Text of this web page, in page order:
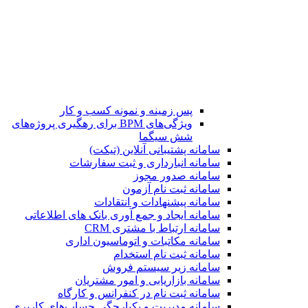
پس زمینه و نمونه کسب و کار
ویژگی‌های BPM برای رهگیری پروژه‌های
شش سیگما
سامانه پشتیبانی آنلاین (تیکت)
سامانه انبارداری و ثبت سفارشات
سامانه صدور مجوز
سامانه ثبت نام آزمون
سامانه پیشنهادات و انتقادات
سامانه ایجاد و جمع آوری بانک‌ های اطلاعاتی
سامانه ارتباط با مشتری CRM
سامانه مکاتبات و اتوماسیون اداری
سامانه ثبت نام استخدام
سامانه زیر سیستم فروش
سامانه بازاریابی و امور مشتریان
سامانه ثبت نام در کنفرانس و کارگاه